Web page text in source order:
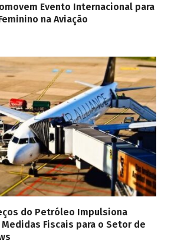
Evento Internacional para
na Aviação
do Petróleo Impulsiona
Medidas Fiscais para o Setor de